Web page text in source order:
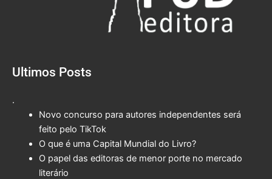
Ultimos Posts
.
Novo concurso para autores independentes será
feito pelo TikTok
O que é uma Capital Mundial do Livro?
O papel das editoras de menor porte no mercado
literário